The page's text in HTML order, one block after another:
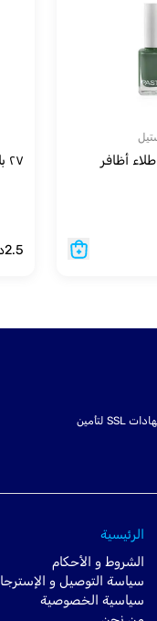
٢٧ بلاستيل ١٠٠ طلاء أظافر
2.5
اتبعت أحدث التقنيات في شهادات SSL لتأمين
الرئيسية
الشروط و الأحكام
سياسة التوصيل و
سياسية الخصوصية